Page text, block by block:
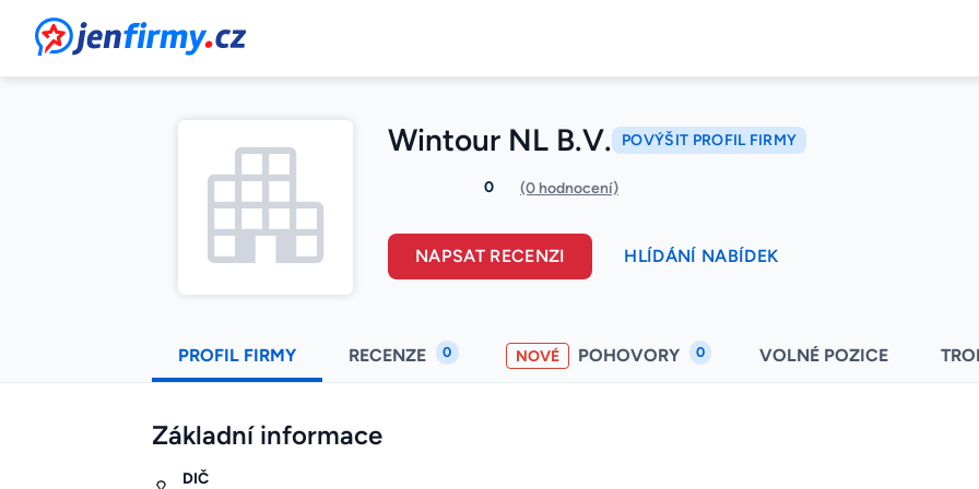
JenFirmy.cz
Wintour NL B.V. POVÝŠIT PROFIL FIRMY
0 (0 hodnocení)
NAPSAT RECENZI HLÍDÁNÍ NABÍDEK
PROFIL FIRMY RECENZE 0 NOVÉ POHOVORY 0 VOLNÉ POZICE
Základní informace
DIČ